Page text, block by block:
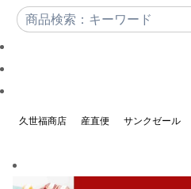
久世福商店 産直便 サンクゼール